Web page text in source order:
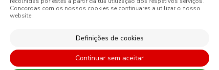
Política de Cookies
Condições Gerais de Venda
Concordas com os nossos cookies se continuares a utilizar o nosso
website.
Definições de cookies
Continuar sem aceitar